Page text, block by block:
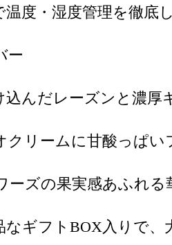
温度・湿度管理を徹底
ー
込んだレーズンと濃厚
クリームに甘酸っぱい
ーズの果実感あふれる
ギフトBOX入りで、